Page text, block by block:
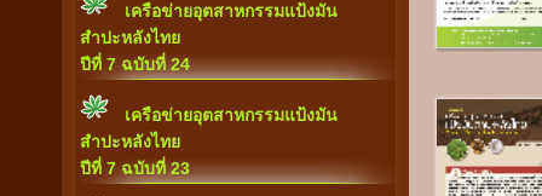
เครือข่ายอุตสาหกรรมแป้งมัน
สำปะหลังไทย
ปีที่ 7 ฉบับที่ 24
เครือข่ายอุตสาหกรรมแป้งมัน
สำปะหลังไทย
ปีที่ 7 ฉบับที่ 23